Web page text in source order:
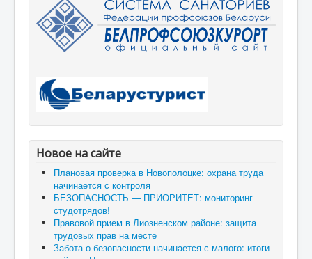
Новое на сайте
Плановая проверка в Новополоцке: охрана труда
начинается с контроля
БЕЗОПАСНОСТЬ — ПРИОРИТЕТ: мониторинг
студотрядов!
Правовой прием в Лиозненском районе: защита
трудовых прав на месте
Забота о безопасности начинается с малого: итоги